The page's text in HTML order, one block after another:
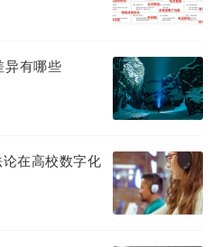
异有哪些
在高校数字化